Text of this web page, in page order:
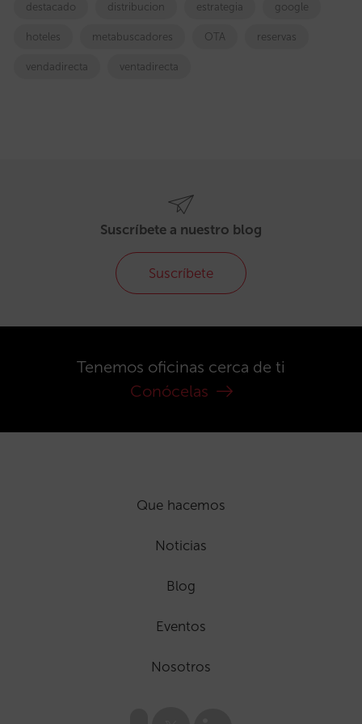
destacado distribucion estrategia google
hoteles metabuscadores OTA reservas
vendadirecta ventadirecta
Suscríbete a nuestro blog
Suscríbete
Tenemos oficinas cerca de ti
Conócelas
Que hacemos
Noticias
Blog
Eventos
Nosotros